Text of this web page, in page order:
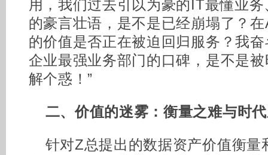
用，我们过去引以为豪的IT最懂业
的豪言壮语，是不是已经崩塌了？
的价值是否正在被迫回归服务？我
企业最强业务部门的口碑，是不是
解个惑！”
二、价值的迷雾：衡量之难与时
针对Z总提出的数据资产价值衡量